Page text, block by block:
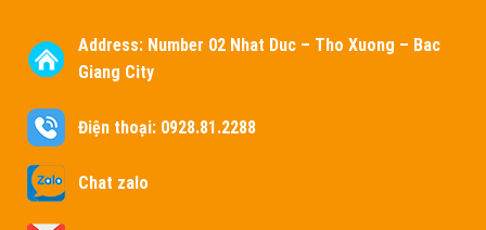
Address: Number 02 Nhat Duc – Tho Xuong – Bac
Giang City
Điện thoại: 0928.81.2288
Chat zalo